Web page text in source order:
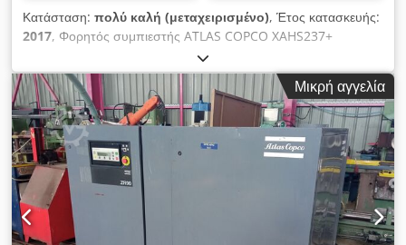
Κατάσταση: πολύ καλή (μεταχειρισμένο), Έτος κατασκευής:
2017, Φορητός συμπιεστής ATLAS COPCO XAHS237+
μηχάνημα με τελικό ψυγείο μετά από πλήρες σέρβις Τεχνικά
χαρακτηριστικά: απόδοση: 14,20 m3/min; λειτουργική πίεση:
12 bar; Credpfox Iffhex Af Djf έτος κατασκευής: 2017
κινητήρας: MERCEDES MTU ώρες λειτουργίας: 4910 h ο
συμπιεστής πλήρως λειτουργικός, έτοιμος για εργασία, με
εγγύηση καθαρή τιμή: 175.500 PLN μικτή τιμή: 215.865 PLN το
μηχάνημα εισάγεται σε άριστη κατάσταση
Μικρή αγγελία